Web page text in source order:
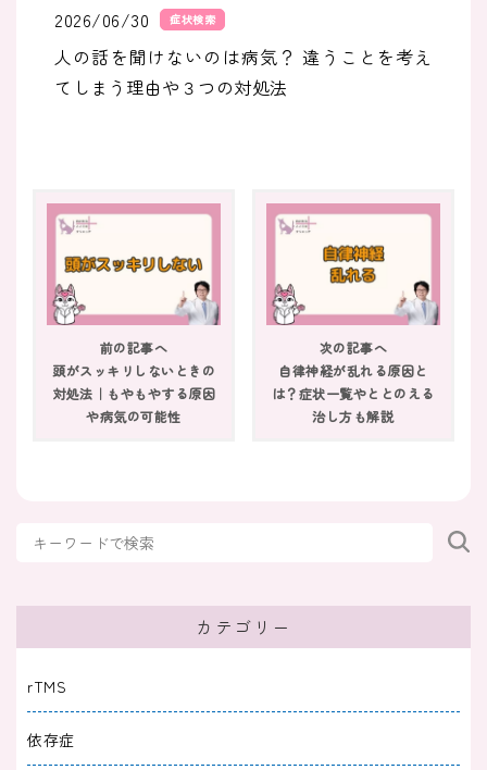
2026/06/30 症状検索
人の話を聞けないのは病気？ 違うことを考え
てしまう理由や３つの対処法
や治したいときの克服法
2026/05/31 症状検索
仕事でイライラが止まらないときはどうすれば
よい？理由や対処法も
2026/05/31 症状検索
2026/03/30
処法と病院受診の目安
2026/03/30
人の目が気になる・人混みが苦手なのは病気？
｜不安のタイプと対処法
前の記事へ
頭がスッキリしないときの
対処法｜もやもやする原因
や病気の可能性
次の記事へ
自律神経が乱れる原因と
は？症状一覧やととのえる
治し方も解説
カテゴリー
rTMS
依存症